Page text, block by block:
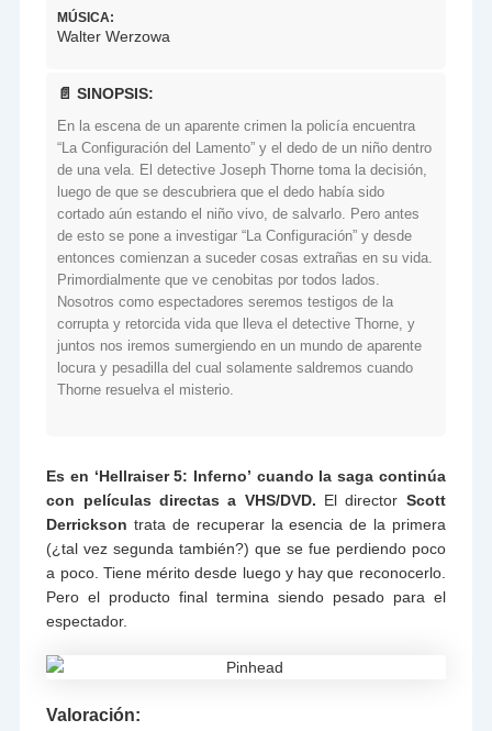
MÚSICA:
Walter Werzowa
📄 SINOPSIS:
En la escena de un aparente crimen la policía encuentra
“La Configuración del Lamento” y el dedo de un niño dentro
de una vela. El detective Joseph Thorne toma la decisión,
luego de que se descubriera que el dedo había sido
cortado aún estando el niño vivo, de salvarlo. Pero antes
de esto se pone a investigar “La Configuración” y desde
entonces comienzan a suceder cosas extrañas en su vida.
Primordialmente que ve cenobitas por todos lados.
Nosotros como espectadores seremos testigos de la
corrupta y retorcida vida que lleva el detective Thorne, y
juntos nos iremos sumergiendo en un mundo de aparente
locura y pesadilla del cual solamente saldremos cuando
Thorne resuelva el misterio.
Es en ‘Hellraiser 5: Inferno’ cuando la saga continúa
con películas directas a VHS/DVD. El director Scott
Derrickson trata de recuperar la esencia de la primera
(¿tal vez segunda también?) que se fue perdiendo poco
a poco. Tiene mérito desde luego y hay que reconocerlo.
Pero el producto final termina siendo pesado para el
espectador.
Valoración: